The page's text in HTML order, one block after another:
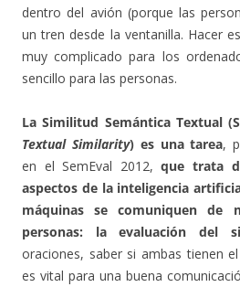
dentro del avión (porque las
un tren desde la ventanilla. Hacer
muy complicado para los
sencillo para las personas.
La Similitud Semántica Textual
Textual Similarity) es una tarea,
en el SemEval 2012,que trata
aspectos de la inteligencia
máquinas se comuniquen de
personas: la evaluación del
oraciones, saber si ambas tienen
es vital para una buena